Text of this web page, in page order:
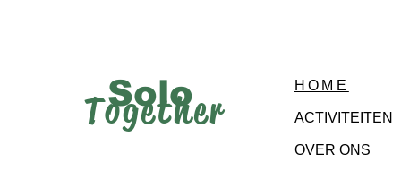
HOME
ACTIVITEITEN
OVER ONS
Together
Solo